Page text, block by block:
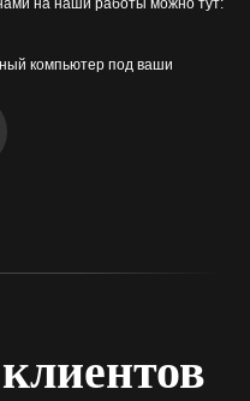
компьютер под ваши